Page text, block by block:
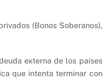
(Bonos Soberanos),
externa de los países
que intenta terminar con